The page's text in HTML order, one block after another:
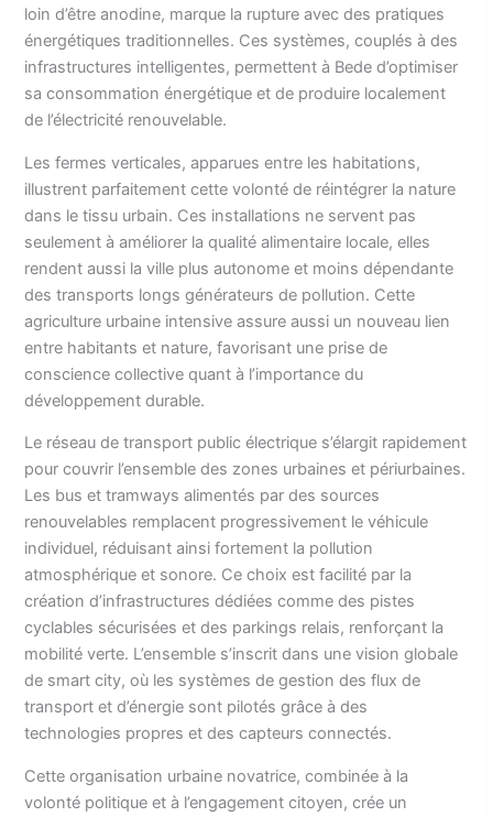
loin d’être anodine, marque la rupture avec des pratiques
énergétiques traditionnelles. Ces systèmes, couplés à des
infrastructures intelligentes, permettent à Bede d’optimiser
sa consommation énergétique et de produire localement
de l’électricité renouvelable.
Les fermes verticales, apparues entre les habitations,
illustrent parfaitement cette volonté de réintégrer la nature
dans le tissu urbain. Ces installations ne servent pas
seulement à améliorer la qualité alimentaire locale, elles
rendent aussi la ville plus autonome et moins dépendante
des transports longs générateurs de pollution. Cette
agriculture urbaine intensive assure aussi un nouveau lien
entre habitants et nature, favorisant une prise de
conscience collective quant à l’importance du
développement durable.
Le réseau de transport public électrique s’élargit rapidement
pour couvrir l’ensemble des zones urbaines et périurbaines.
Les bus et tramways alimentés par des sources
renouvelables remplacent progressivement le véhicule
individuel, réduisant ainsi fortement la pollution
atmosphérique et sonore. Ce choix est facilité par la
création d’infrastructures dédiées comme des pistes
cyclables sécurisées et des parkings relais, renforçant la
mobilité verte. L’ensemble s’inscrit dans une vision globale
de smart city, où les systèmes de gestion des flux de
transport et d’énergie sont pilotés grâce à des
technologies propres et des capteurs connectés.
Cette organisation urbaine novatrice, combinée à la
volonté politique et à l’engagement citoyen, crée un